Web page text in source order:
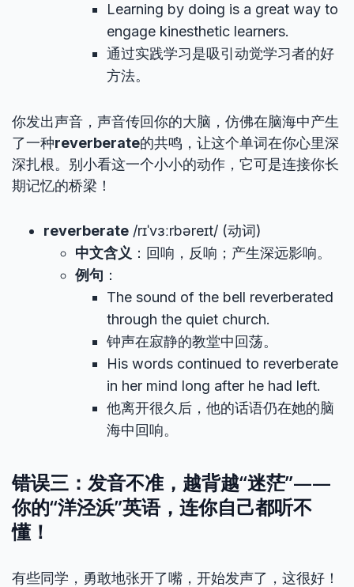
Learning by doing is a great way to
engage kinesthetic learners.
通过实践学习是吸引动觉学习者的好
方法。
你发出声音，声音传回你的大脑，仿佛在脑海中产生
了一种reverberate的共鸣，让这个单词在你心里深
深扎根。别小看这一个小小的动作，它可是连接你长
期记忆的桥梁！
reverberate /rɪˈvɜːrbəreɪt/ (动词)
中文含义 ：回响，反响；产生深远影响。
例句 ：
The sound of the bell reverberated
through the quiet church.
钟声在寂静的教堂中回荡。
His words continued to reverberate
in her mind long after he had left.
他离开很久后，他的话语仍在她的脑
海中回响。
错误三：发音不准，越背越“迷茫”——
你的“洋泾浜”英语，连你自己都听不
懂！
有些同学，勇敢地张开了嘴，开始发声了，这很好！